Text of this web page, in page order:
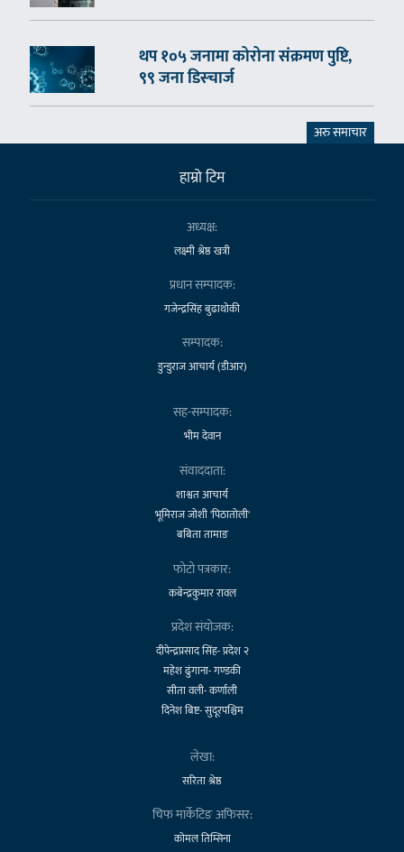
थप १०५ जनामा कोरोना संक्रमण पुष्टि,
९९ जना डिस्चार्ज
अरु समाचार
हाम्राे टिम
अध्यक्ष:
लक्ष्मी श्रेष्ठ खत्री
प्रधान सम्पादक:
गजेन्द्रसिंह बुढाथोकी
सम्पादक:
डुन्डुराज आचार्य (डीआर)
सह-सम्पादक:
भीम देवान
संवाददाता:
शाश्वत आचार्य
भूमिराज जोशी 'पिठातोली'
बबिता तामाङ
फोटो पत्रकार:
कबेन्द्रकुमार रावल
प्रदेश संयोजक:
दीपेन्द्रप्रसाद सिंह- प्रदेश २
महेश ढुंगाना- गण्डकी
सीता वली- कर्णाली
दिनेश बिष्ट- सुदूरपश्चिम
लेखा:
सरिता श्रेष्ठ
चिफ मार्केटिङ अफिसर:
कोमल तिम्सिना